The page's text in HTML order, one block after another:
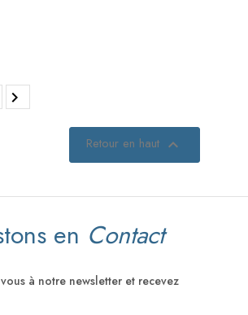

Retour en haut 
en Contact
à notre newsletter et recevez